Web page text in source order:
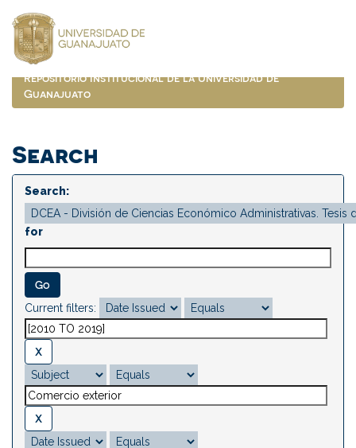
navigation
Repositorio Institucional de la Universidad de
Guanajuato
Search
Search:
for
Current filters: